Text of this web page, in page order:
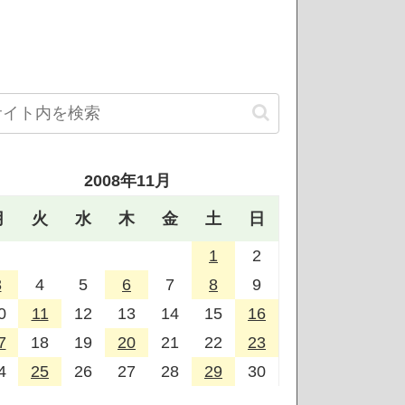
2008年11月
火 水 木 金 土 日
1
2
4 5 6 7 8
9
11 12 13 14 15
16
18 19 20 21 22
23
25 26 27 28 29 30